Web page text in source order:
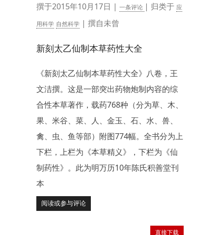
撰于2015年10月17日 | 一条评论 | 归类于 应
用科学 自然科学 | 撰自未曾
新刻太乙仙制本草药性大全
《新刻太乙仙制本草药性大全》八卷，王
文洁撰。这是一部突出药物炮制内容的综
合性本草著作，载药768种（分为草、木、
果、米谷、菜、人、金玉、石、水、兽、
禽、虫、鱼等部）附图774幅。全书分为上
下栏，上栏为《本草精义》，下栏为《仙
制药性》。此为明万历10年陈氏积善堂刊
本
阅读或参与评论
直接下载